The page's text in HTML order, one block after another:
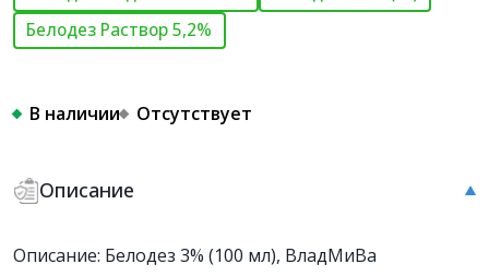
Белодез Раствор 5,2%
В наличии Отсутствует
Описание
Описание: Белодез 3% (100 мл), ВладМиВа